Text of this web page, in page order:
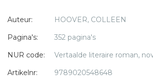
relatie zich ontwikkelt, hoe groter het
'Herinneringen aan hem' is een
van 'It ends with us'.
Auteur:
HOOVER, COLLEEN
Pagina's:
352 pagina's
NUR code:
Vertaalde literaire roman,
Artikelnr:
9789020548648